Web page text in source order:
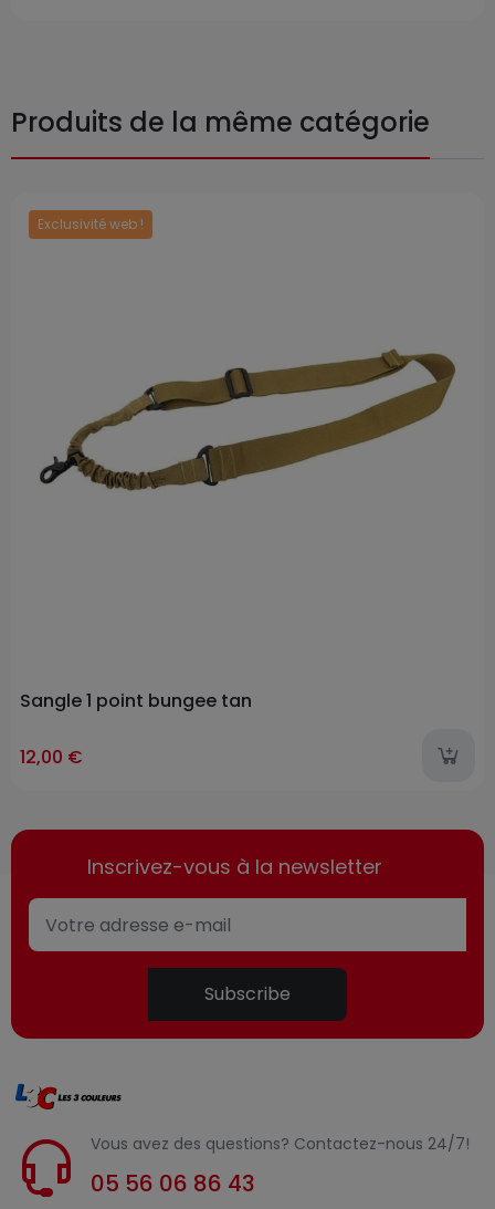
Produits de la même catégorie
Exclusivité web !
Sangle 1 point bungee tan
12,00 €
Inscrivez-vous à la newsletter
Subscribe
Vous avez des questions? Contactez-nous 24/7!
05 56 06 86 43